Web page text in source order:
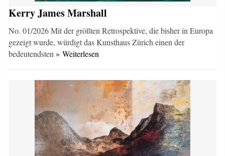
Kerry James Marshall
No. 01/2026 Mit der größten Retrospektive, die bisher in Europa
gezeigt wurde, würdigt das Kunsthaus Zürich einen der
bedeutendsten» Weiterlesen